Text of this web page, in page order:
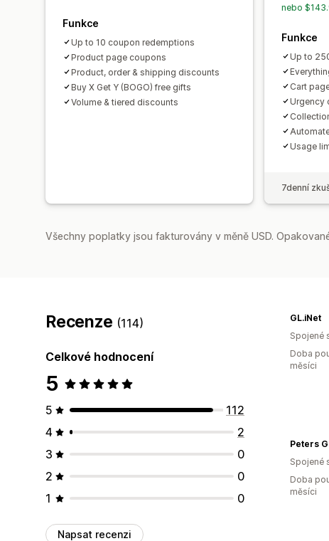
Funkce
Up to 10 coupon redemptions
Product page coupons
Product, order & shipping discounts
Buy X Get Y (BOGO) free gifts
Volume & tiered discounts
nebo
Funkce
Up to
Cart
Urgency
Usage
7denní
Všechny poplatky jsou fakturovány v měně USD.
Recenze (114)
Celkové hodnocení
5
5
112
4
2
3
0
2
0
1
0
Napsat recenzi
GL.iNet
Spojené
Doba
měsíci
Peters
Spojené
Doba
měsíci